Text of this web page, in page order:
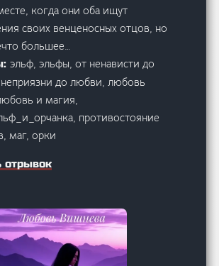
когда они оба ищут
своих венценосных отцов, но
большее…
эльф, эльфы, от ненависти до
до любви, любовь
и магия,
противостояние
маг, орки
отрывок